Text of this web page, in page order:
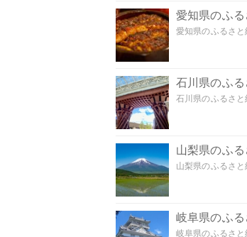
愛知県のふ
愛知県のふるさ
石川県のふ
石川県のふるさ
山梨県のふ
山梨県のふるさ
岐阜県のふ
岐阜県のふるさ